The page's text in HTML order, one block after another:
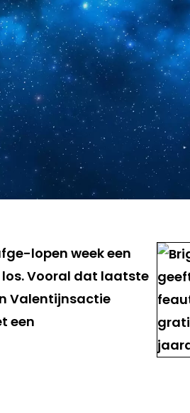
lopen week een
los. Vooral dat laatste
Valentijnsactie
een